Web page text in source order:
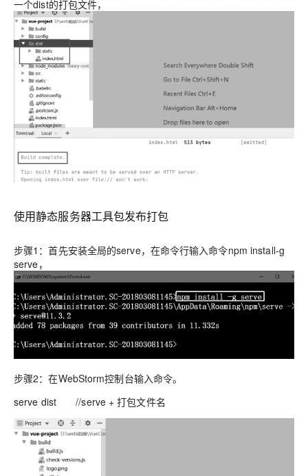
一个dist的打包文件，
使用静态服务器工具包发布打包
步骤1：首先安装全局的serve，在命令行输入命令npm install-g
serve，
步骤2：在WebStorm控制台输入命令。
serve dist //serve + 打包文件名